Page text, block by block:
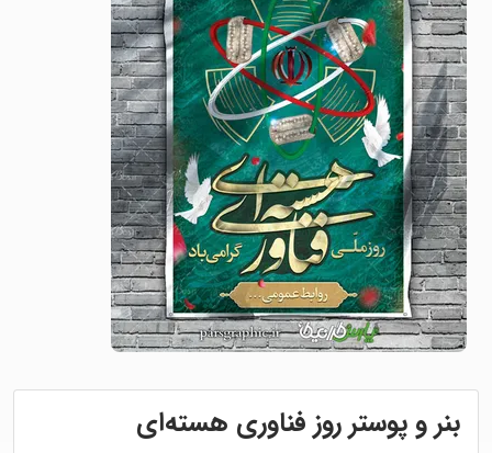
بنر و پوستر روز فناوری هسته‌ای